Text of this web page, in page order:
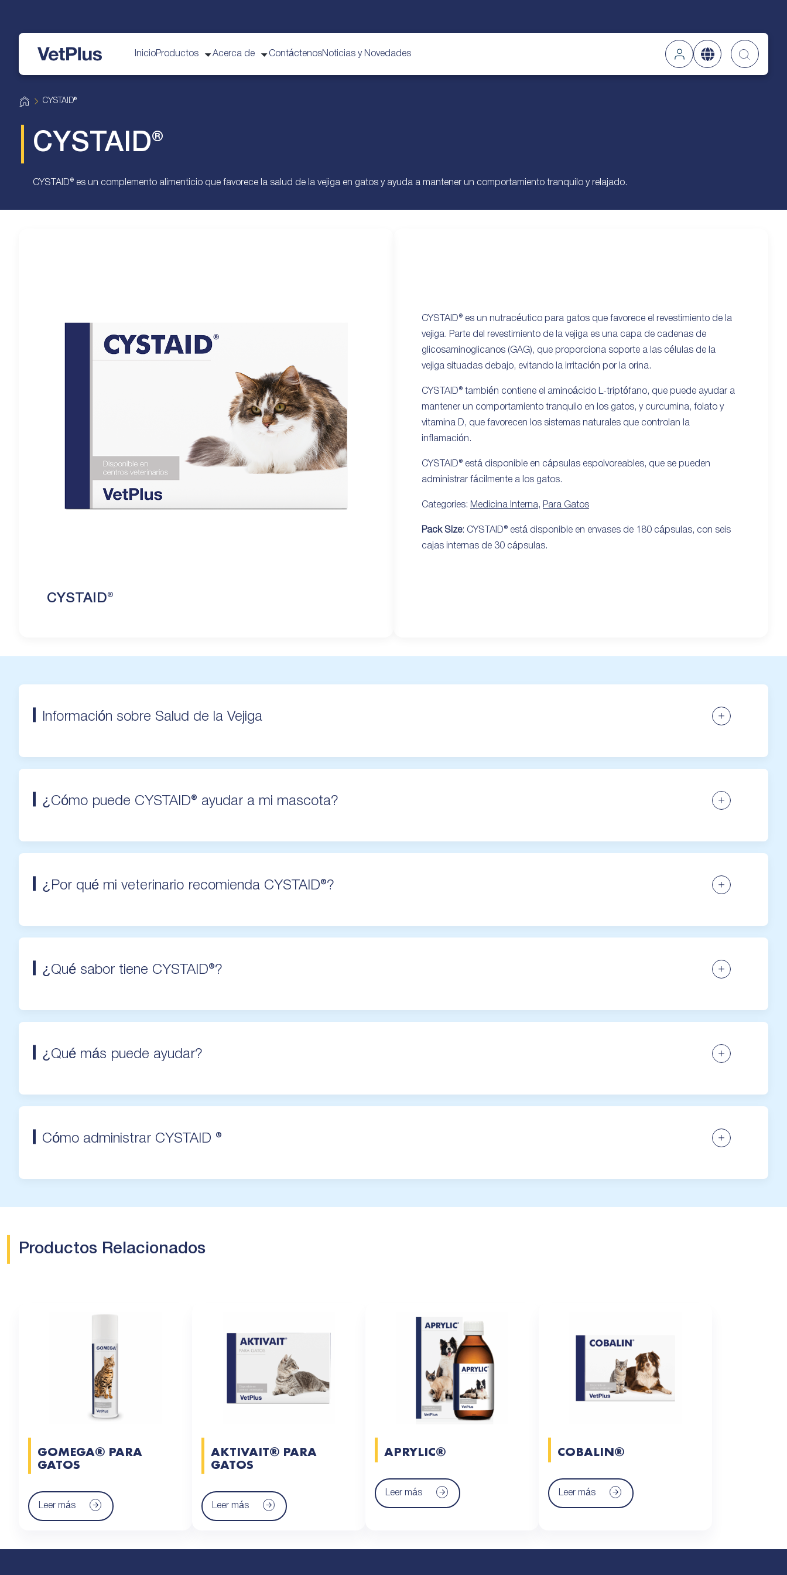
InicioProductos Acerca de Contáctenos Noticias y Novedades
Search
H
o
e
CYSTAID®
CYSTAID®
CYSTAID® es un complemento alimenticio que favorece la salud de la vejiga en gatos y ayuda a mantener un comportamiento tranquilo y relajado.
CYSTAID®
CYSTAID® es un nutracéutico para gatos que favorece el revestimiento de la
vejiga. Parte del revestimiento de la vejiga es una capa de cadenas de
glicosaminoglicanos (GAG), que proporciona soporte a las células de la
vejiga situadas debajo, evitando la irritación por la orina.
CYSTAID® también contiene el aminoácido L-triptófano, que puede ayudar a
mantener un comportamiento tranquilo en los gatos, y curcumina, folato y
vitamina D, que favorecen los sistemas naturales que controlan la
inflamación.
CYSTAID® está disponible en cápsulas espolvoreables, que se pueden
administrar fácilmente a los gatos.
Categories: Medicina Interna, Para Gatos
Pack Size: CYSTAID® está disponible en envases de 180 cápsulas, con seis
cajas internas de 30 cápsulas.
Información sobre Salud de la Vejiga
¿Cómo puede CYSTAID® ayudar a mi mascota?
¿Por qué mi veterinario recomienda CYSTAID®?
¿Qué sabor tiene CYSTAID®?
¿Qué más puede ayudar?
Cómo administrar CYSTAID ®
Productos Relacionados
GOMEGA® PARA
GATOS
Leer más
AKTIVAIT® PARA
GATOS
Leer más
APRYLIC®
Leer más
COBALIN®
Leer más